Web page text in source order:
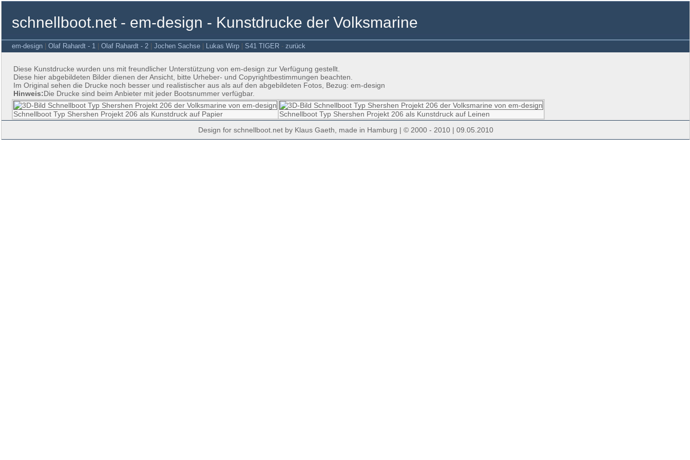
schnellboot.net - em-design - Kunstdrucke der Volksmarine
em-design Olaf Rahardt - 1 Olaf Rahardt - 2 Jochen Sachse Lukas Wirp S41 TIGER - zurück
Diese Kunstdrucke wurden uns mit freundlicher Unterstützung von em-design zur Verfügung gestellt.
Diese hier abgebildeten Bilder dienen der Ansicht, bitte Urheber- und Copyrightbestimmungen beachten.
Im Original sehen die Drucke noch besser und realistischer aus als auf den abgebildeten Fotos, Bezug: em-design
Hinweis:Die Drucke sind beim Anbieter mit jeder Bootsnummer verfügbar.
Schnellboot Typ Shershen Projekt 206 als Kunstdruck auf Papier
Schnellboot Typ Shershen Projekt 206 als Kunstdruck auf Leinen
Design for schnellboot.net by Klaus Gaeth, made in Hamburg | © 2000 - 2010 | 09.05.2010